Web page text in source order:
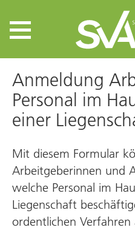
Anmeldung
Personal im
einer
Mit diesem Formular
Arbeitgeberinnen und
welche Personal im
Liegenschaft
ordentlichen